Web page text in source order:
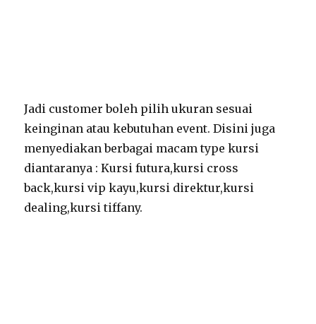
Jadi customer boleh pilih ukuran sesuai
keinginan atau kebutuhan event. Disini juga
menyediakan berbagai macam type kursi
diantaranya : Kursi futura,kursi cross
back,kursi vip kayu,kursi direktur,kursi
dealing,kursi tiffany.